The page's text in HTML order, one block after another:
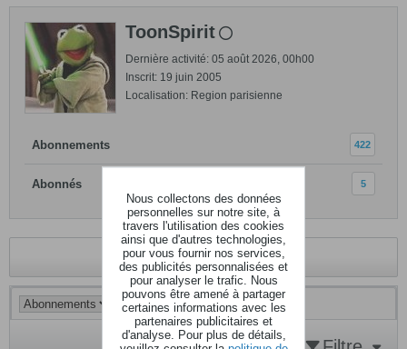
ToonSpirit
Dernière activité: 05 août 2026, 00h00
Inscrit: 19 juin 2005
Localisation: Region parisienne
Abonnements 422
Abonnés 5
Revenir au profil
Nous collectons des données
personnelles sur notre site, à
travers l'utilisation des cookies
ainsi que d'autres technologies,
pour vous fournir nos services,
des publicités personnalisées et
pour analyser le trafic. Nous
pouvons être amené à partager
certaines informations avec les
partenaires publicitaires et
d'analyse. Pour plus de détails,